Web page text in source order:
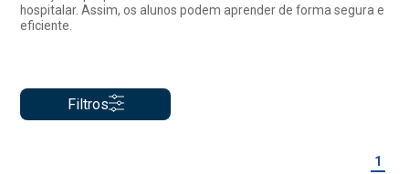
hospitalar. Assim, os alunos podem aprender de forma segura e
eficiente.
Filtros
1